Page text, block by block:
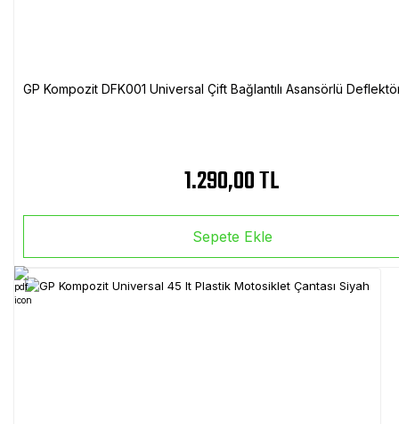
GP Kompozit DFK001 Universal Çift Bağlantılı Asansörlü
1.290,00 TL
Sepete Ekle